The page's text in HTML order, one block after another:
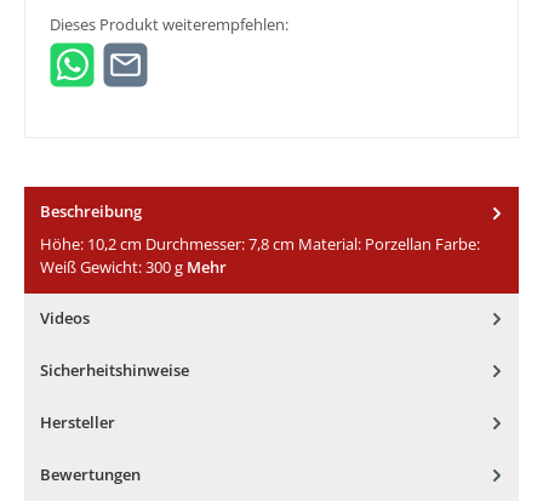
Dieses Produkt weiterempfehlen:
Beschreibung
Höhe: 10,2 cm Durchmesser: 7,8 cm Material: Porzellan Farbe:
Weiß Gewicht: 300 g Mehr
Videos
Sicherheitshinweise
Hersteller
Bewertungen